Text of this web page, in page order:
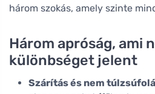
három szokás, amely szinte
Három apróság, ami
különbséget jelent
Szárítás és nem